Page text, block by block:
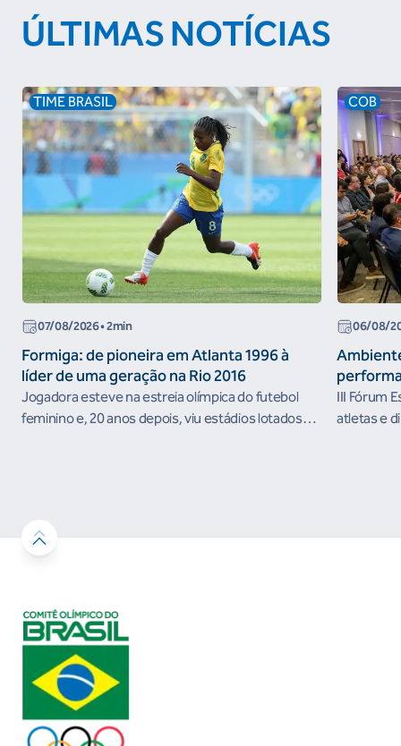
ÚLTIMAS NOTÍCIAS
TIME BRASIL
07/08/2026• 2min
Formiga: de pioneira em Atlanta 1996 à
líder de uma geração na Rio 2016
Jogadora esteve na estreia olímpica do futebol
feminino e, 20 anos depois, viu estádios lotados
COB
06/08/
III Fórum
atletas e